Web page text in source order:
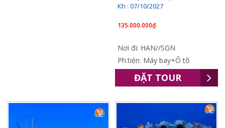
Kh : 07/10/2027
135.000.000₫
Nơi đi: HAN//SGN
Ph.tiện: Máy bay+Ô tô
ĐẶT TOUR